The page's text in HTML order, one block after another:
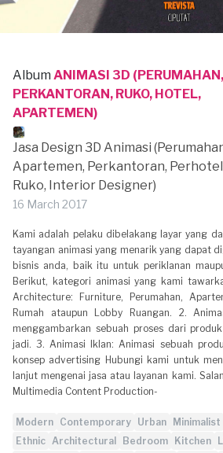
Album ANIMASI 3D (PERUMAHAN,
PERKANTORAN, RUKO, HOTEL,
APARTEMEN)
Jasa Design 3D Animasi
Apartemen, Perkantoran,
Ruko, Interior Designer)
16 March 2017
Kami adalah pelaku dibelakang layar yang
tayangan animasi yang menarik yang dapat
bisnis anda, baik itu untuk periklanan
Berikut, kategori animasi yang kami
Architecture: Furniture, Perumahan,
Rumah ataupun Lobby Ruangan. 2.
menggambarkan sebuah proses dari
jadi. 3. Animasi Iklan: Animasi sebuah
konsep advertising Hubungi kami untuk
lanjut mengenai jasa atau layanan kami.
Multimedia Content Production-
Modern Contemporary Urban Minimalist
Ethnic Architectural Bedroom Kitchen